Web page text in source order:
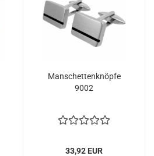
Manschettenknöpfe
9002
33,92 EUR